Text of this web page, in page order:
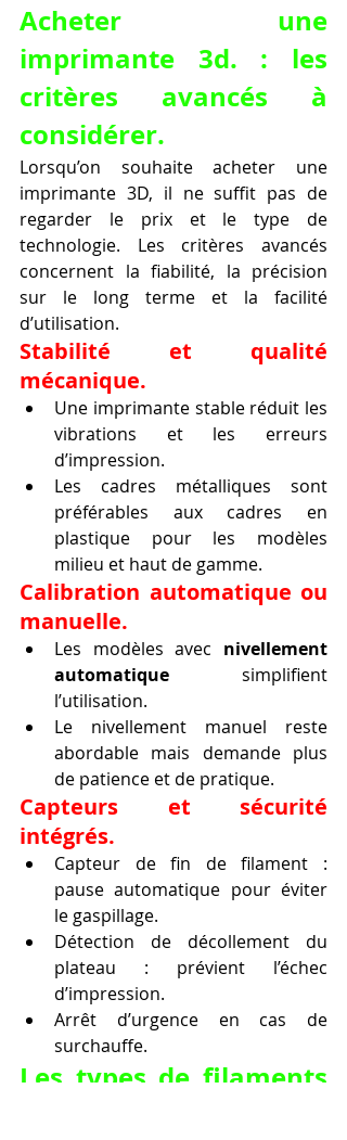
Acheter une
imprimante 3d. : les
critères avancés à
considérer.
Lorsqu’on souhaite acheter une
imprimante 3D, il ne suffit pas de
regarder le prix et le type de
technologie. Les critères avancés
concernent la fiabilité, la précision
sur le long terme et la facilité
d’utilisation.
Stabilité et qualité
mécanique.
Une imprimante stable réduit les
vibrations et les erreurs
d’impression.
Les cadres métalliques sont
préférables aux cadres en
plastique pour les modèles
milieu et haut de gamme.
Calibration automatique ou
manuelle.
Les modèles avec nivellement
automatique simplifient
l’utilisation.
Le nivellement manuel reste
abordable mais demande plus
de patience et de pratique.
Capteurs et sécurité
intégrés.
Capteur de fin de filament :
pause automatique pour éviter
le gaspillage.
Détection de décollement du
plateau : prévient l’échec
d’impression.
Arrêt d’urgence en cas de
surchauffe.
Les types de filaments